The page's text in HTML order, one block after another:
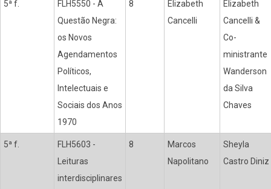
5ª f.
FLH5550 - A
Questão Negra:
os Novos
Agendamentos
Políticos,
Intelectuais e
Sociais dos Anos
1970
8
Elizabeth
Cancelli
Elizabeth
Cancelli &
Co-
ministrante
Wanderson
da Silva
Chaves
5ª f.
FLH5603 -
Leituras
interdisciplinares
8
Marcos
Napolitano
Sheyla
Castro Diniz